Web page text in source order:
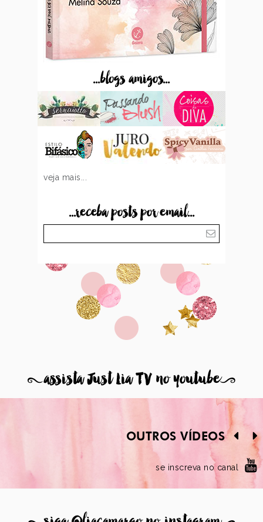
...blogs amigos...
veja mais...
...receba posts por email...
8assista Just Lia TV no youtube9
OUTROS VÍDEOS
se inscreva no canal